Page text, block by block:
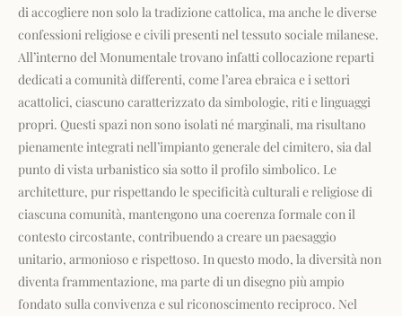
di accogliere non solo la tradizione cattolica, ma anche le diverse
confessioni religiose e civili presenti nel tessuto sociale milanese.
All’interno del Monumentale trovano infatti collocazione reparti
dedicati a comunità differenti, come l’area ebraica e i settori
acattolici, ciascuno caratterizzato da simbologie, riti e linguaggi
propri. Questi spazi non sono isolati né marginali, ma risultano
pienamente integrati nell’impianto generale del cimitero, sia dal
punto di vista urbanistico sia sotto il profilo simbolico. Le
architetture, pur rispettando le specificità culturali e religiose di
ciascuna comunità, mantengono una coerenza formale con il
contesto circostante, contribuendo a creare un paesaggio
unitario, armonioso e rispettoso. In questo modo, la diversità non
diventa frammentazione, ma parte di un disegno più ampio
fondato sulla convivenza e sul riconoscimento reciproco. Nel